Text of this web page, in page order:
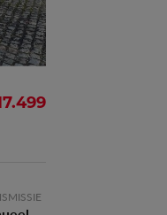
4